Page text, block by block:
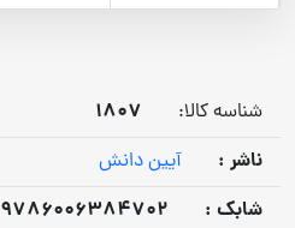
شناسه کالا:
1807
ناشر :
آیین دانش
شابک :
9786006384702